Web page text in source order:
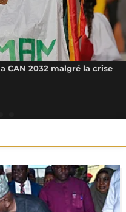
CAN 2032 malgré la crise